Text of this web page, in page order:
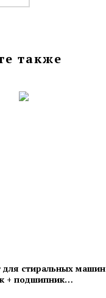
также
для стиральных машин
+ подшипник
11100059